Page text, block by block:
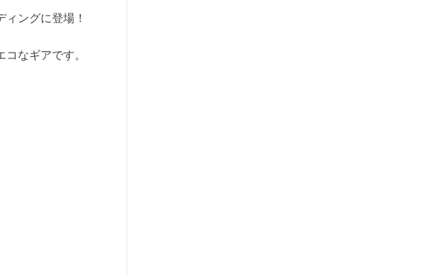
ングに登場！
なギアです。